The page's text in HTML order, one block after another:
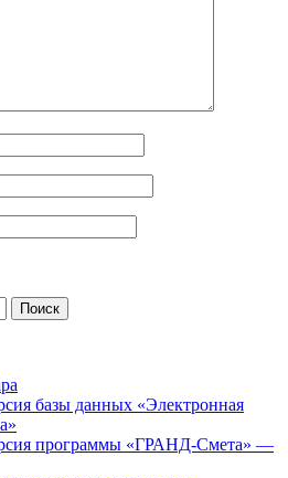
базы данных «Электронная
программы «ГРАНД-Смета» —